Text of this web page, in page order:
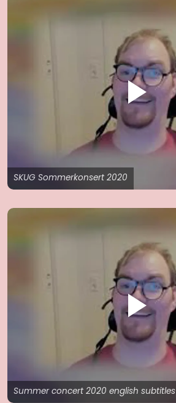
SKUG Sommerkonsert 2020
Summer concert 2020 english subtitles